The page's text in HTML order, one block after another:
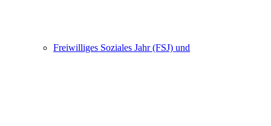
Freiwilliges Soziales Jahr (FSJ) und